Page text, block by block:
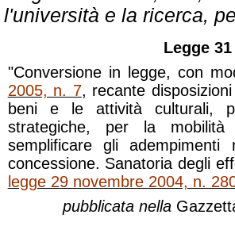
l'università e la ricerca,
Legge
"Conversione in legge, con
2005, n. 7, recante
beni e le attività culturali,
strategiche, per la
semplificare gli
concessione. Sanatoria degli
legge 29 novembre 2004, n.
pubblicata nella